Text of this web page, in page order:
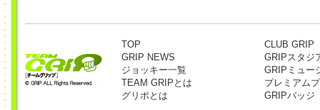
TOP
GRIP NEWS
ジョッキー一覧
TEAM GRIPとは
グリポとは
CLUB GRIP
GRIPスタジ
GRIPミュー
プレミアム
GRIPバッジ